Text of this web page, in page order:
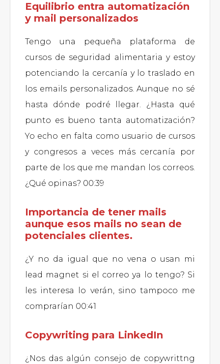
Equilibrio entra automatización
y mail personalizados
Tengo una pequeña plataforma de
cursos de seguridad alimentaria y estoy
potenciando la cercanía y lo traslado en
los emails personalizados. Aunque no sé
hasta dónde podré llegar. ¿Hasta qué
punto es bueno tanta automatización?
Yo echo en falta como usuario de cursos
y congresos a veces más cercanía por
parte de los que me mandan los correos.
¿Qué opinas? 00:39
Importancia de tener mails
aunque esos mails no sean de
potenciales clientes.
¿Y no da igual que no vena o usan mi
lead magnet si el correo ya lo tengo? Si
les interesa lo verán, sino tampoco me
comprarían 00:41
Copywriting para LinkedIn
¿Nos das algún consejo de copywrittng